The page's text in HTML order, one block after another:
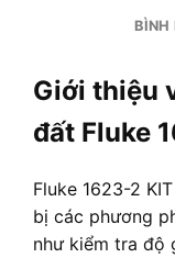
BÌNH
Giới thiệu
đất Fluke
Fluke 1623-2
bị các phương
như kiểm tra độ